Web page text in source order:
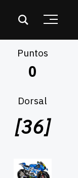
Puntos
Dorsal
[36]